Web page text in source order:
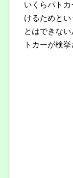
いくらパト
けるためと
とはできな
トカーが検